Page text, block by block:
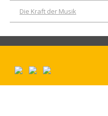
Die Kraft der Musik